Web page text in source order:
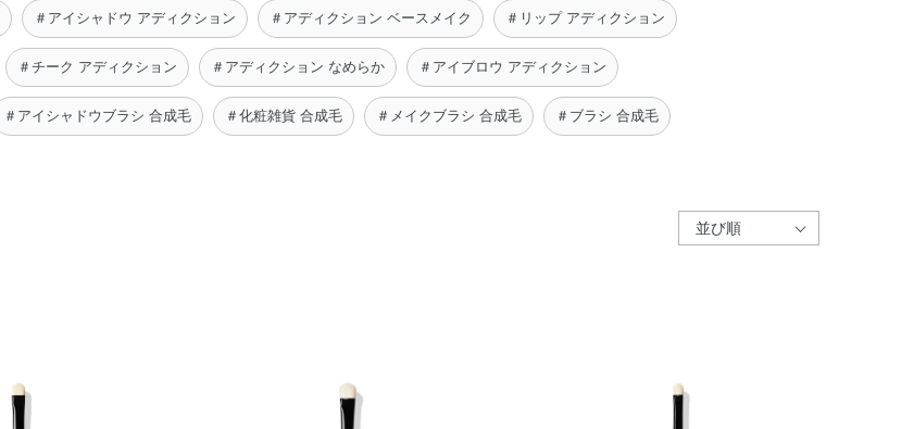
＃アイシャドウ アディクション ＃アディクション ベースメイク ＃リップ アディクション
＃チーク アディクション ＃アディクション なめらか ＃アイブロウ アディクション
＃アイシャドウブラシ 合成毛 ＃化粧雑貨 合成毛 ＃メイクブラシ 合成毛 ＃ブラシ 合成毛